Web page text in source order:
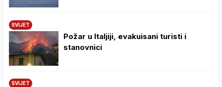
SVIJET
Požar u Italjiji, evakuisani turisti i
stanovnici
SVIJET